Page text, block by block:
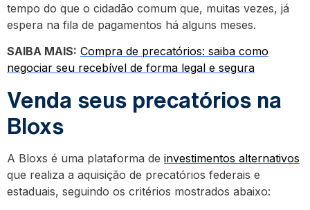
tempo do que o cidadão comum que, muitas vezes, já
espera na fila de pagamentos há alguns meses.
SAIBA MAIS: Compra de precatórios: saiba como
negociar seu recebível de forma legal e segura
Venda seus precatórios na
Bloxs
A Bloxs é uma plataforma de investimentos alternativos
que realiza a aquisição de precatórios federais e
estaduais, seguindo os critérios mostrados abaixo: